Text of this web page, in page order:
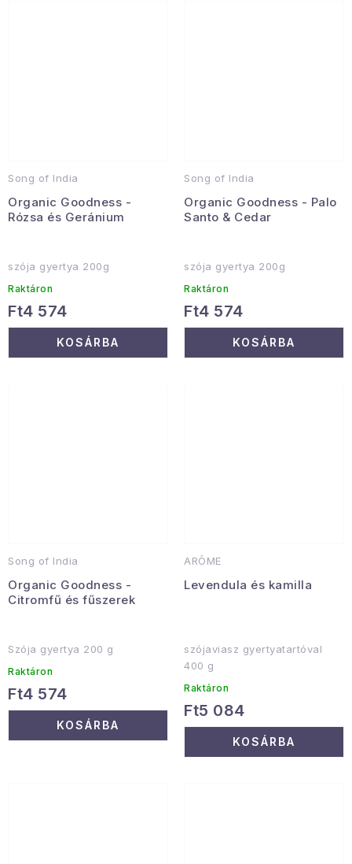
Song of India
Organic Goodness -
Rózsa és Geránium
szója gyertya 200g
Raktáron
Ft4 574
KOSÁRBA
Song of India
Organic Goodness - Palo
Santo & Cedar
szója gyertya 200g
Raktáron
Ft4 574
KOSÁRBA
Song of India
Organic Goodness -
Citromfű és fűszerek
Szója gyertya 200 g
Raktáron
Ft4 574
KOSÁRBA
ARÔME
Levendula és kamilla
szójaviasz gyertyatartóval
400 g
Raktáron
Ft5 084
KOSÁRBA